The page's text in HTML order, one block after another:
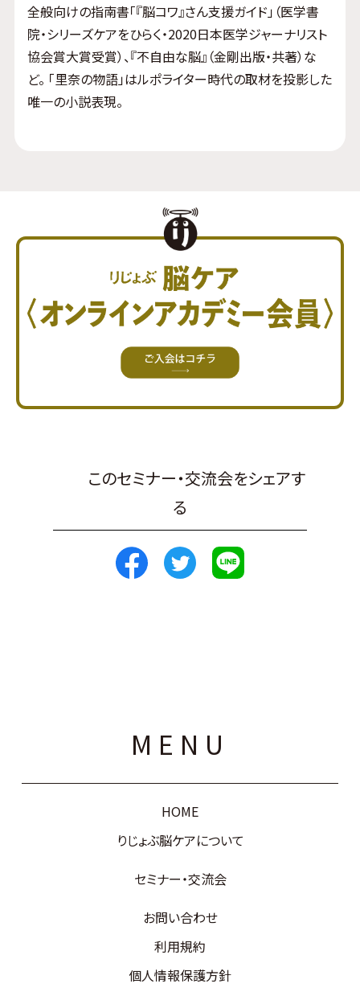
全般向けの指南書「『脳コワ』さん支援ガイド」（医学書
院・シリーズケアをひらく・2020日本医学ジャーナリスト
協会賞大賞受賞）、『不自由な脳』（金剛出版・共著）な
ど。 「里奈の物語」はルポライター時代の取材を投影した
唯一の小説表現。
このセミナー・交流会をシェアす
る
MENU
HOME
りじょぶ脳ケアについて
セミナー・交流会
お問い合わせ
利用規約
個人情報保護方針